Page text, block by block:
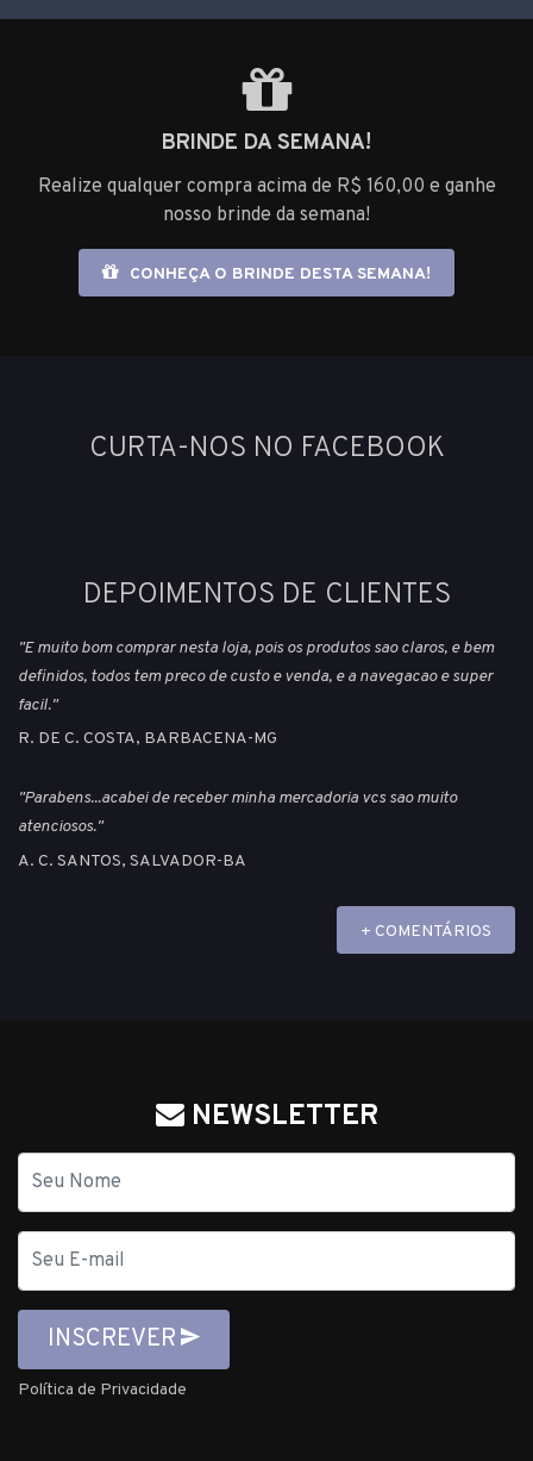
BRINDE DA SEMANA!
Realize qualquer compra acima de R$ 160,00 e ganhe
nosso brinde da semana!
CONHEÇA O BRINDE DESTA SEMANA!
CURTA-NOS NO FACEBOOK
DEPOIMENTOS DE CLIENTES
"E muito bom comprar nesta loja, pois os produtos sao claros, e bem
definidos, todos tem preco de custo e venda, e a navegacao e super
facil."
R. DE C. COSTA, BARBACENA-MG
"Parabens...acabei de receber minha mercadoria vcs sao muito
atenciosos."
A. C. SANTOS, SALVADOR-BA
+ COMENTÁRIOS
NEWSLETTER
mail
INSCREVER
Política de Privacidade